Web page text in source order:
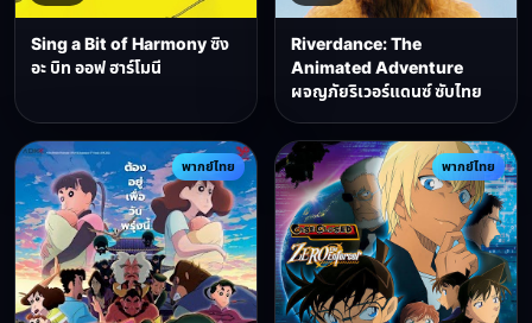
Sing a Bit of Harmony ซิง
อะ บิท ออฟ ฮาร์โมนี
Riverdance: The
Animated Adventure
ผจญภัยริเวอร์แดนซ์ ซับไทย
พากย์ไทย พากย์ไทย